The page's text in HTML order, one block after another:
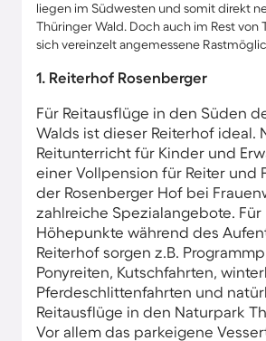
liegen im Südwesten und somit direkt
Thüringer Wald. Doch auch im Rest von
sich vereinzelt angemessene
1. Reiterhof Rosenberger
Für Reitausflüge in den Süden
Walds ist dieser Reiterhof ideal.
Reitunterricht für Kinder und
einer Vollpension für Reiter und
der Rosenberger Hof bei
zahlreiche Spezialangebote.
Höhepunkte während des
Reiterhof sorgen z.B.
Ponyreiten, Kutschfahrten,
Pferdeschlittenfahrten und
Reitausflüge in den Naturpark
Vor allem das parkeigene